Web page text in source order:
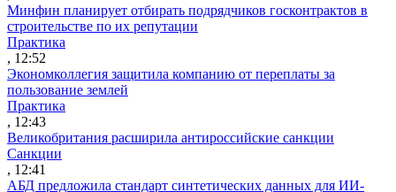
Минфин планирует отбирать подрядчиков госконтрактов в
строительстве по их репутации
Практика
, 12:52
Экономколлегия защитила компанию от переплаты за
пользование землей
Практика
, 12:43
Великобритания расширила антироссийские санкции
Санкции
, 12:41
АБД предложила стандарт синтетических данных для ИИ-